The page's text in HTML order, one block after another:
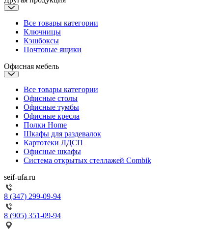
Все товары категории
Ключницы
Кэшбоксы
Почтовые ящики
Офисная мебель
Все товары категории
Офисные столы
Офисные тумбы
Офисные кресла
Полки Home
Шкафы для раздевалок
Картотеки ЛДСП
Офисные шкафы
Система открытых стеллажей Combik
seif-ufa.ru
8 (347) 299-09-94
8 (905) 351-09-94